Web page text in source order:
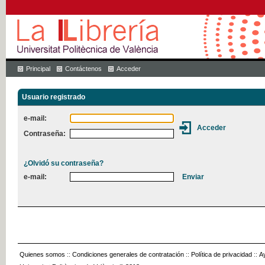
Principal Contáctenos Acceder
Usuario registrado
e-mail:
Contraseña:
¿Olvidó su contraseña?
e-mail:
Quienes somos :: Condiciones generales de contratación :: Política de privacidad ::